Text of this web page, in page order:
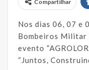
Compartilhar
Nos dias 06, 07 e
Bombeiros Militar
evento
“Juntos,